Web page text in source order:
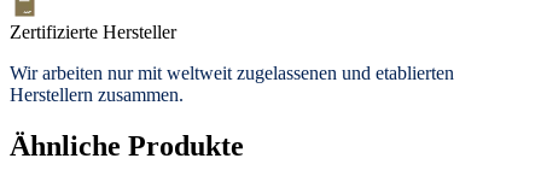
Zertifizierte Hersteller
Wir arbeiten nur mit weltweit zugelassenen und etablierten
Herstellern zusammen.
Ähnliche Produkte